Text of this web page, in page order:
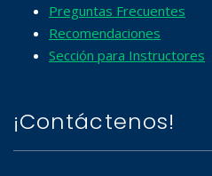
Preguntas Frecuentes
Recomendaciones
Sección para Instructores
¡Contáctenos!